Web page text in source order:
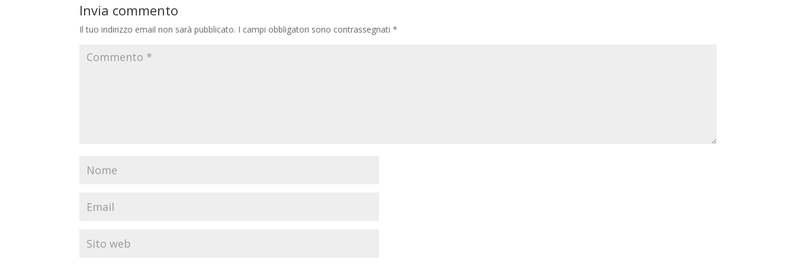
Invia commento
Il tuo indirizzo email non sarà pubblicato. I campi obbligatori sono contrassegnati*